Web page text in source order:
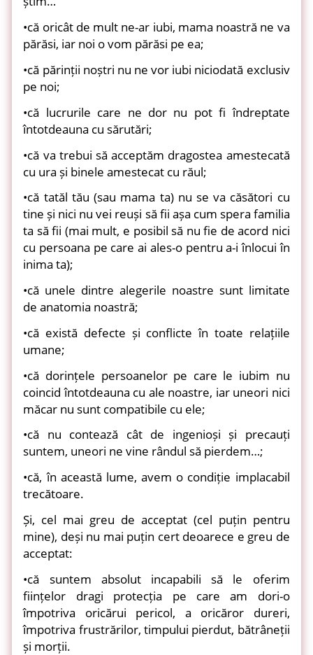
•că oricât de mult ne-ar iubi, mama noastră ne va
părăsi, iar noi o vom părăsi pe ea;
•că părinții noștri nu ne vor iubi niciodată exclusiv
pe noi;
•că lucrurile care ne dor nu pot fi îndreptate
întotdeauna cu sărutări;
•că va trebui să acceptăm dragostea amestecată
cu ura și binele amestecat cu răul;
•că tatăl tău (sau mama ta) nu se va căsători cu
tine și nici nu vei reuși să fii așa cum spera familia
ta să fii (mai mult, e posibil să nu fie de acord nici
cu persoana pe care ai ales-o pentru a-i înlocui în
inima ta);
•că unele dintre alegerile noastre sunt limitate
de anatomia noastră;
•că există defecte și conflicte în toate relațiile
umane;
•că dorințele persoanelor pe care le iubim nu
coincid întotdeauna cu ale noastre, iar uneori nici
măcar nu sunt compatibile cu ele;
•că nu contează cât de ingenioși și precauți
suntem, uneori ne vine rândul să pierdem…;
•că, în această lume, avem o condiție implacabil
trecătoare.
Și, cel mai greu de acceptat (cel puțin pentru
mine), deși nu mai puțin cert deoarece e greu de
acceptat:
•că suntem absolut incapabili să le oferim
ființelor dragi protecția pe care am dori-o
împotriva oricărui pericol, a oricăror dureri,
împotriva frustrărilor, timpului pierdut, bătrâneții
și morții.